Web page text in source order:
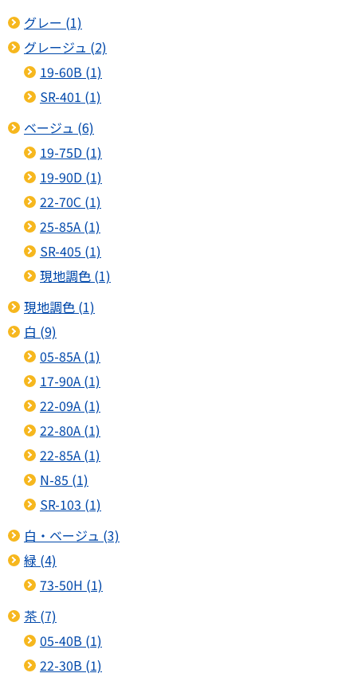
グレー (1)
グレージュ (2)
19-60B (1)
SR-401 (1)
ベージュ (6)
19-75D (1)
19-90D (1)
22-70C (1)
25-85A (1)
SR-405 (1)
現地調色 (1)
現地調色 (1)
白 (9)
05-85A (1)
17-90A (1)
22-09A (1)
22-80A (1)
22-85A (1)
N-85 (1)
SR-103 (1)
白・ベージュ (3)
緑 (4)
73-50H (1)
茶 (7)
05-40B (1)
22-30B (1)